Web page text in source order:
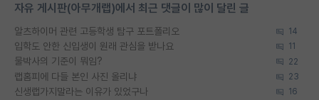
자유 게시판(아무개랩)에서 최근 댓글이 많이 달린 글
알츠하이머 관련 고등학생 탐구 포트폴리오 14
입학도 안한 신입생이 원래 관심을 받나요 11
물박사의 기준이 뭐임? 22
랩홈피에 다들 본인 사진 올리냐 23
신생랩가지말라는 이유가 있었구나 16